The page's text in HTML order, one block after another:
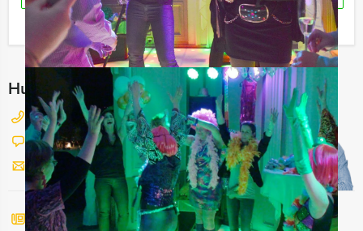
Ik heb een vraag over dit uitje
Hulp nodig bij het kiezen?
026 820 03 69
Chat met Jeroen
Stuur ons een mailtje
Bel mij terug